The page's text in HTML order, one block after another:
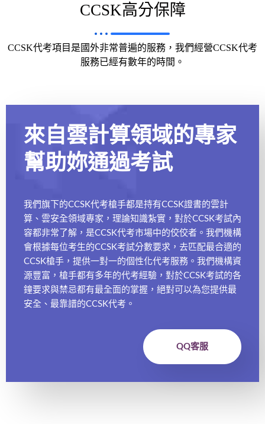
CCSK高分保障
CCSK代考項目是國外非常普遍的服務，我們經營CCSK代考
服務已經有數年的時間。
來自雲計算領域的專家
幫助妳通過考試
我們旗下的CCSK代考槍手都是持有CCSK證書的雲計
算、雲安全領域專家，理論知識紮實，對於CCSK考試內
容都非常了解，是CCSK代考市場中的佼佼者。我們機構
會根據每位考生的CCSK考試分數要求，去匹配最合適的
CCSK槍手，提供一對一的個性化代考服務。我們機構資
源豐富，槍手都有多年的代考經驗，對於CCSK考試的各
鐘要求與禁忌都有最全面的掌握，絕對可以為您提供最
安全、最靠譜的CCSK代考。
QQ客服